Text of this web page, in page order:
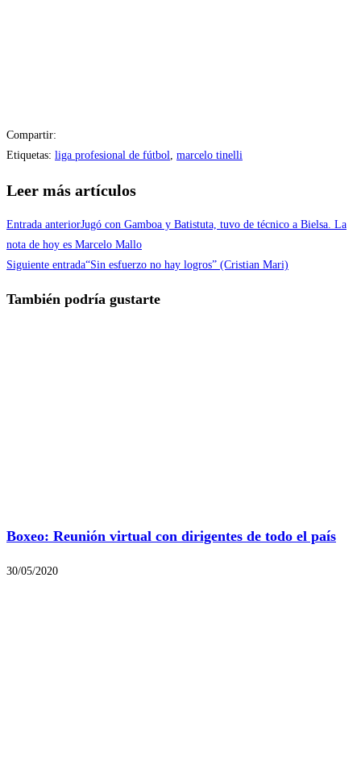
Compartir:
Etiquetas: liga profesional de fútbol, marcelo tinelli
Leer más artículos
Entrada anteriorJugó con Gamboa y Batistuta, tuvo de técnico a Bielsa. La
nota de hoy es Marcelo Mallo
Siguiente entrada“Sin esfuerzo no hay logros” (Cristian Mari)
También podría gustarte
Boxeo: Reunión virtual con dirigentes de todo el país
30/05/2020